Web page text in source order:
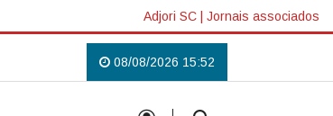
Adjori SC | Jornais associados
Belo do Sul Uma tradição que voltou a reunir a
08/08/2026 15:52